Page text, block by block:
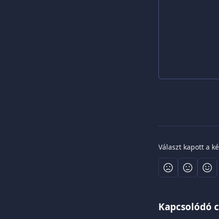
Választ kapott a
Kapcsolódó